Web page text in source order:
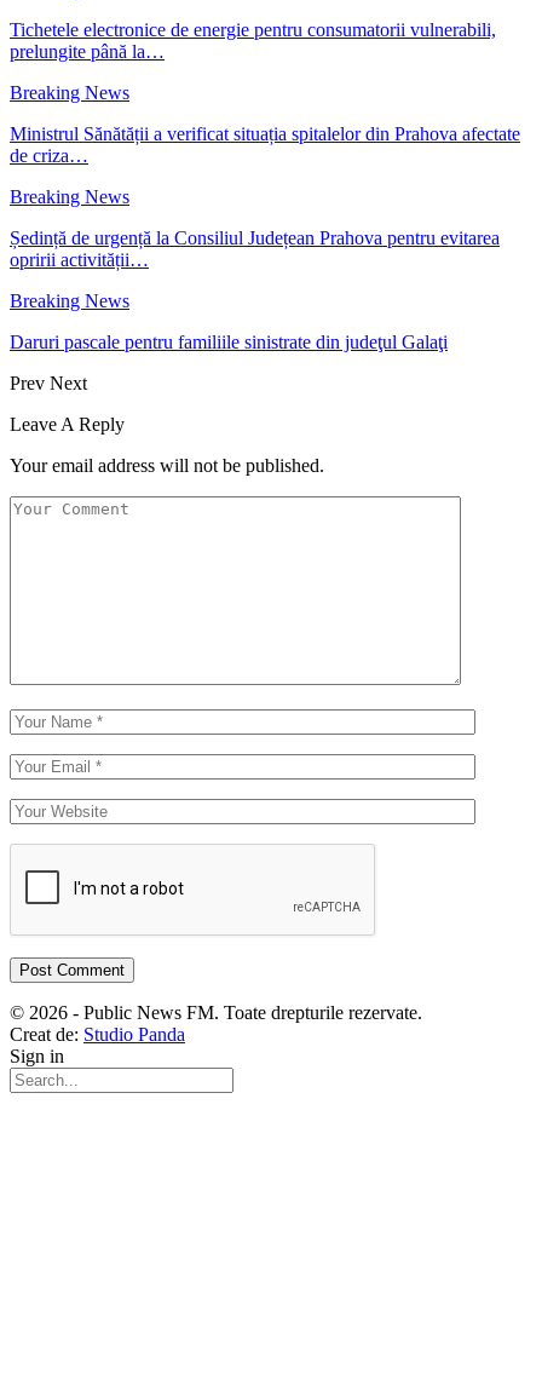
Tichetele electronice de energie pentru consumatorii vulnerabili,
prelungite până la…
Breaking News
Ministrul Sănătății a verificat situația spitalelor din Prahova afectate
de criza…
Breaking News
Ședință de urgență la Consiliul Județean Prahova pentru evitarea
opririi activității…
Breaking News
Daruri pascale pentru familiile sinistrate din judeţul Galaţi
Prev Next
Leave A Reply
Your email address will not be published.
© 2026 - Public News FM. Toate drepturile rezervate.
Creat de: Studio Panda
Sign in